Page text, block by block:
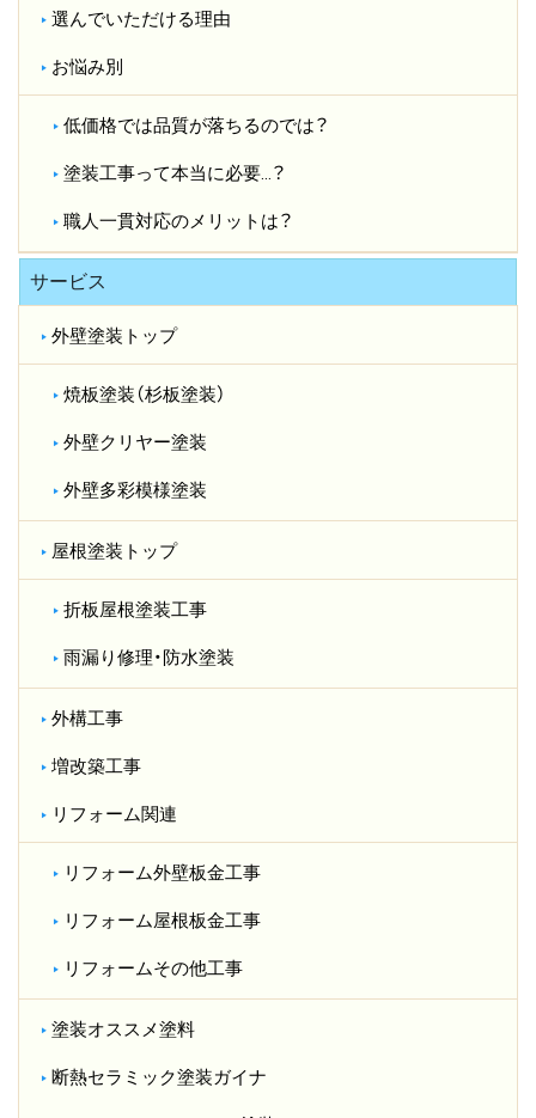
選んでいただける理由
お悩み別
低価格では品質が落ちるのでは？​
塗装工事って本当に必要…？​
職人一貫対応のメリットは？​
サービス
外壁塗装トップ
焼板塗装（杉板塗装）
外壁クリヤー塗装
外壁多彩模様塗装
屋根塗装トップ
折板屋根塗装工事
雨漏り修理・防水塗装
外構工事
増改築工事
リフォーム関連
リフォーム外壁板金工事
リフォーム屋根板金工事
リフォームその他工事
塗装オススメ塗料
断熱セラミック塗装ガイナ